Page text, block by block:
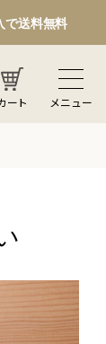
で送料無料
ート メニュー